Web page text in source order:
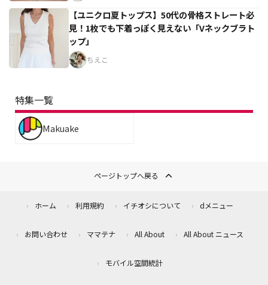
【ユニクロ夏トップス】50代の骨格ストレート必
見！1枚でも下着っぽく見えない「Vネックブラト
ップ」
ちえこ
特集一覧
Makuake
ページトップへ戻る
ホーム 利用規約 イチオシについて dメニュー
お問い合わせ ママテナ All About All About ニュース
モバイル空間統計